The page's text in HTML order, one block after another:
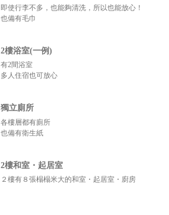
即使行李不多，也能夠清洗，所以也能放心！
也備有毛巾
2樓浴室(一例)
有2間浴室
多人住宿也可放心
獨立廁所
各樓層都有廁所
也備有衛生紙
2樓和室・起居室
２樓有８張榻榻米大的和室・起居室・廚房